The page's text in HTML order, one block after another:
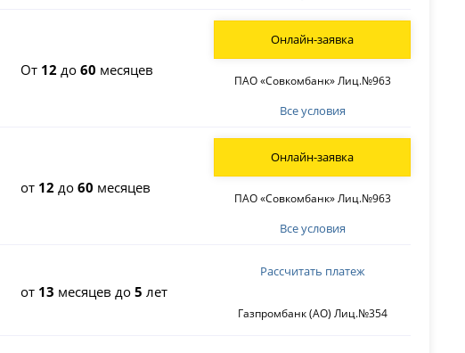
От 12 до60 месяцев
Все условия
ПАО «Совкомбанк» Лиц.№963
Онлайн-заявка
от 12 до60 месяцев
Все условия
ПАО «Совкомбанк» Лиц.№963
Онлайн-заявка
от 13 месяцев до5 лет
Газпромбанк (АО) Лиц.№354
Рассчитать платеж